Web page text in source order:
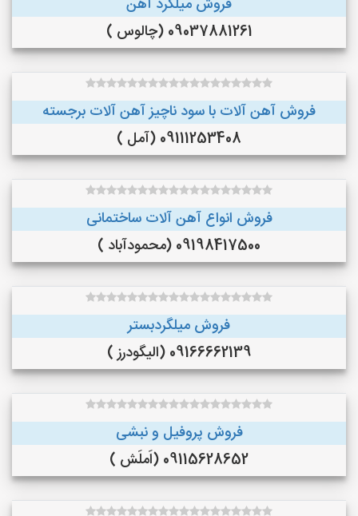
فروش میلگرد آهن
09037881261 (چالوس )
فروش آهن آلات با سود ناچیز آهن آلات برجسته
09111253408 (آمل )
فروش انواع آهن آلات ساختمانی
09198417500 (محمودآباد )
فروش میلگردبستر
09166662139 (الیگودرز )
فروش پروفیل و نبشی
09115628652 (اَملَش )